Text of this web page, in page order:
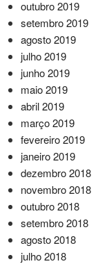
outubro 2019
setembro 2019
agosto 2019
julho 2019
junho 2019
maio 2019
abril 2019
março 2019
fevereiro 2019
janeiro 2019
dezembro 2018
novembro 2018
outubro 2018
setembro 2018
agosto 2018
julho 2018